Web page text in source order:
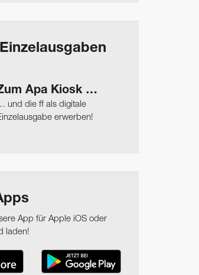
Apa Kiosk …
und die ff als digitale
erwerben!
App für Apple iOS oder
laden!